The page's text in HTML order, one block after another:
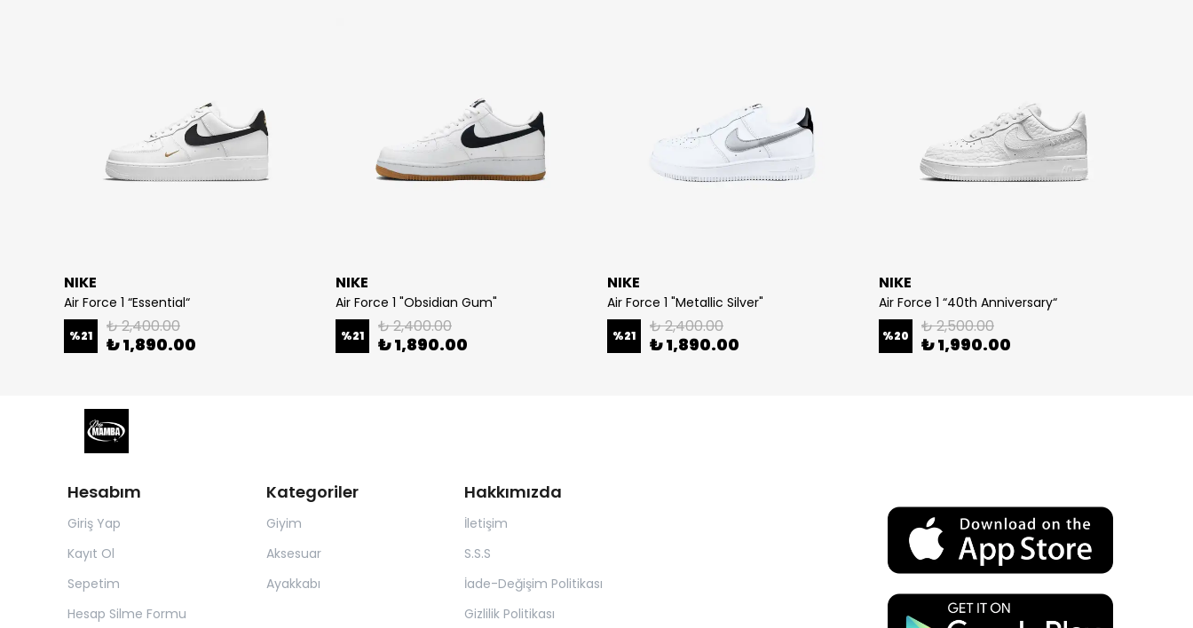
NIKE
Air Force 1 “Essential“
%21 ₺ 2,400.00
₺ 1,890.00
NIKE
Air Force 1 "Obsidian Gum"
%21 ₺ 2,400.00
₺ 1,890.00
NIKE
Air Force 1 "Metallic Silver"
%21 ₺ 2,400.00
₺ 1,890.00
NIKE
Air Force 1 “40th Anniversary“
%20 ₺ 2,500.00
₺ 1,990.00
Hesabım
Giriş Yap
Kayıt Ol
Sepetim
Hesap Silme Formu
Kategoriler
Giyim
Aksesuar
Ayakkabı
Hakkımızda
İletişim
S.S.S
İade-Değişim Politikası
Gizlilik Politikası